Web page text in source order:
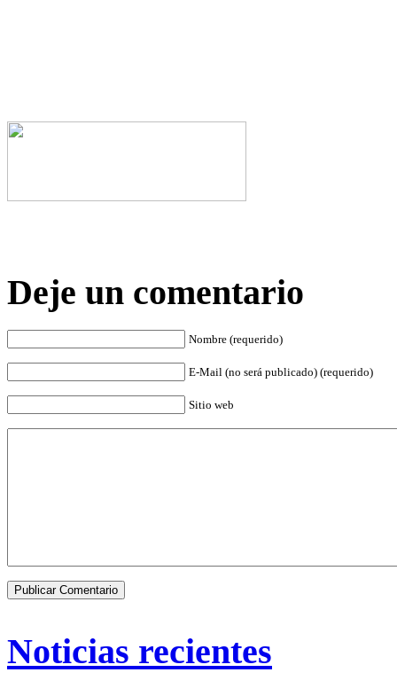
Deje un comentario
Nombre (requerido)
E-Mail (no será publicado) (requerido)
Sitio web
Noticias recientes